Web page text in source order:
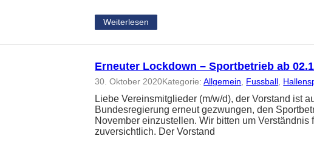
Weiterlesen
Erneuter Lockdown – Sportbetrieb ab
30. Oktober 2020Kategorie:Allgemein Fussball
Liebe Vereinsmitglieder (m/w/d), der Vorstand ist
Bundesregierung erneut gezwungen, den
November einzustellen. Wir bitten um
zuversichtlich. Der Vorstand